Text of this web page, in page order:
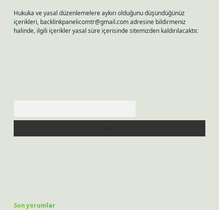
Hukuka ve yasal düzenlemelere aykırı olduğunu düşündüğünüz
içerikleri, backlinkpanelicomtr@gmail.comadresine bildirmeniz
halinde, ilgili içerikler yasal süre içerisinde sitemizden kaldırılacaktır.
Son yorumlar